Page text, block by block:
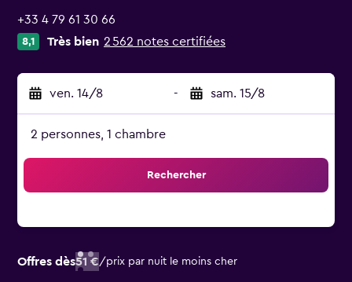
+33 4 79 61 30 66
8,1 Très bien 2 562 notes certifiées
ven. 14/8 - sam. 15/8
2 personnes, 1 chambre
Rechercher
Offres dès51 €/prix par nuit le moins cher